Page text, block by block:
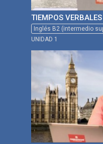
TIEMPOS
Inglés B2 (intermedio
UNIDAD 1